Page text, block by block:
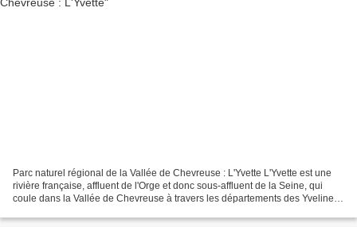
Parc naturel régional de la Vallée de Chevreuse : L'Yvette L'Yvette est une
rivière française, affluent de l'Orge et donc sous-affluent de la Seine, qui
coule dans la Vallée de Chevreuse à travers les départements des Yvelines